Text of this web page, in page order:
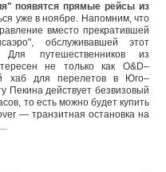
появятся прямые рейсы из
уже в ноябре. Напомним, что
вместо прекратившей
обслуживавшей этот
путешественников из
не только как O&D–
хаб для перелетов в Юго–
Пекина действует безвизовый
то есть можно будет купить
— транзитная остановка на